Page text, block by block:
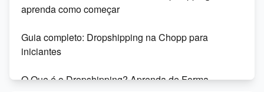
aprenda como começar
Guia completo: Dropshipping na Chopp para
iniciantes
O Que é o Dropshipping? Aprenda de Forma